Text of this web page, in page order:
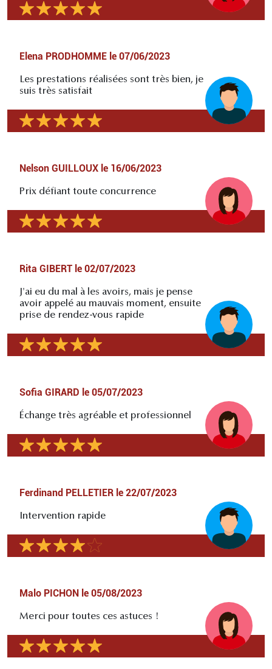
Elena PRODHOMME le 07/06/2023
Les prestations réalisées sont très bien, je
suis très satisfait
Nelson GUILLOUX le 16/06/2023
Prix défiant toute concurrence
Rita GIBERT le 02/07/2023
J'ai eu du mal à les avoirs, mais je pense
avoir appelé au mauvais moment, ensuite
prise de rendez-vous rapide
Sofia GIRARD le 05/07/2023
Échange très agréable et professionnel
Ferdinand PELLETIER le 22/07/2023
Intervention rapide
Malo PICHON le 05/08/2023
Merci pour toutes ces astuces !